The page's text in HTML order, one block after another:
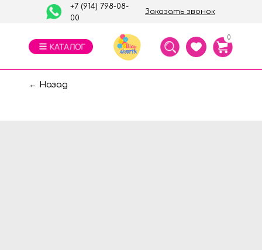
Заказать звонок
+7 (914) 798-08-
00
0
← Назад